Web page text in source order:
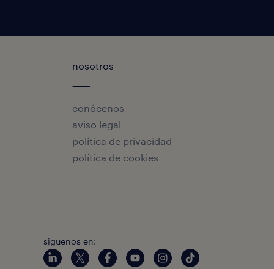
nosotros
conócenos
aviso legal
política de privacidad
política de cookies
siguenos en: